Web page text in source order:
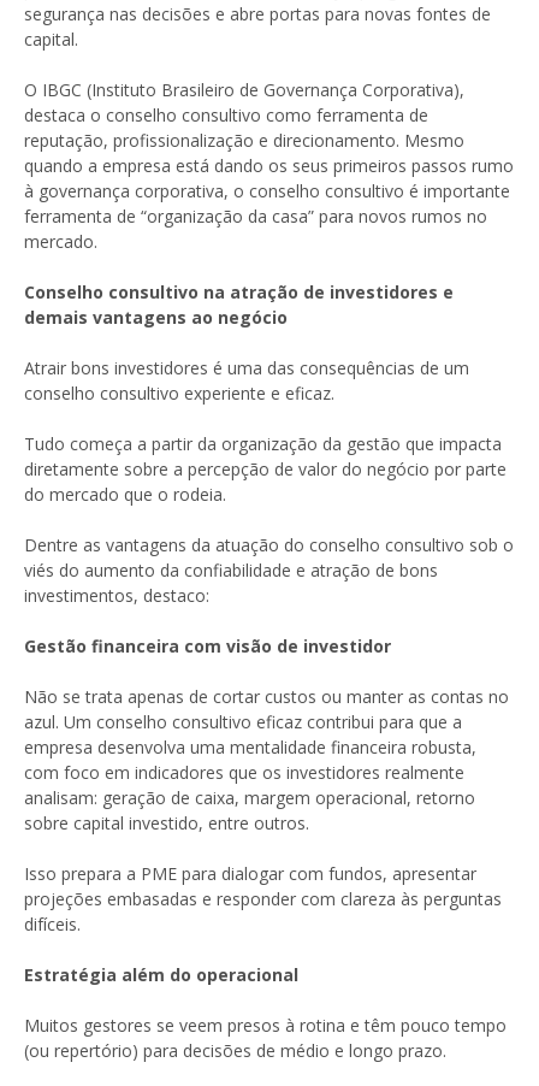
segurança nas decisões e abre portas para novas fontes de
capital.
O IBGC (Instituto Brasileiro de Governança Corporativa),
destaca o conselho consultivo como ferramenta de
reputação, profissionalização e direcionamento. Mesmo
quando a empresa está dando os seus primeiros passos rumo
à governança corporativa, o conselho consultivo é importante
ferramenta de “organização da casa” para novos rumos no
mercado.
Conselho consultivo na atração de investidores e
demais vantagens ao negócio
Atrair bons investidores é uma das consequências de um
conselho consultivo experiente e eficaz.
Tudo começa a partir da organização da gestão que impacta
diretamente sobre a percepção de valor do negócio por parte
do mercado que o rodeia.
Dentre as vantagens da atuação do conselho consultivo sob o
viés do aumento da confiabilidade e atração de bons
investimentos, destaco:
Gestão financeira com visão de investidor
Não se trata apenas de cortar custos ou manter as contas no
azul. Um conselho consultivo eficaz contribui para que a
empresa desenvolva uma mentalidade financeira robusta,
com foco em indicadores que os investidores realmente
analisam: geração de caixa, margem operacional, retorno
sobre capital investido, entre outros.
Isso prepara a PME para dialogar com fundos, apresentar
projeções embasadas e responder com clareza às perguntas
difíceis.
Estratégia além do operacional
Muitos gestores se veem presos à rotina e têm pouco tempo
(ou repertório) para decisões de médio e longo prazo.